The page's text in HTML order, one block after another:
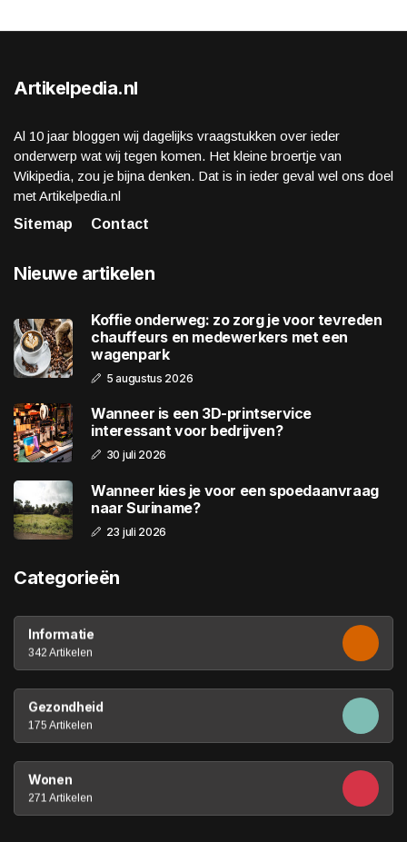
Artikelpedia.nl
Al 10 jaar bloggen wij dagelijks vraagstukken over ieder
onderwerp wat wij tegen komen. Het kleine broertje van
Wikipedia, zou je bijna denken. Dat is in ieder geval wel ons doel
met Artikelpedia.nl
Sitemap
Contact
Nieuwe artikelen
Koffie onderweg: zo zorg je voor tevreden
chauffeurs en medewerkers met een
wagenpark
5 augustus 2026
Wanneer is een 3D-printservice
interessant voor bedrijven?
30 juli 2026
Wanneer kies je voor een spoedaanvraag
naar Suriname?
23 juli 2026
Categorieën
Informatie
342 Artikelen
Gezondheid
175 Artikelen
Wonen
271 Artikelen